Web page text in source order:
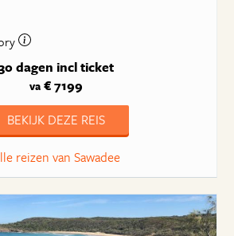
dagen incl ticket
va€ 7199
BEKIJK DEZE REIS
reizen van Sawadee